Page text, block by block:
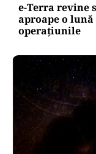
e-Terra revine
aproape o
operațiunile